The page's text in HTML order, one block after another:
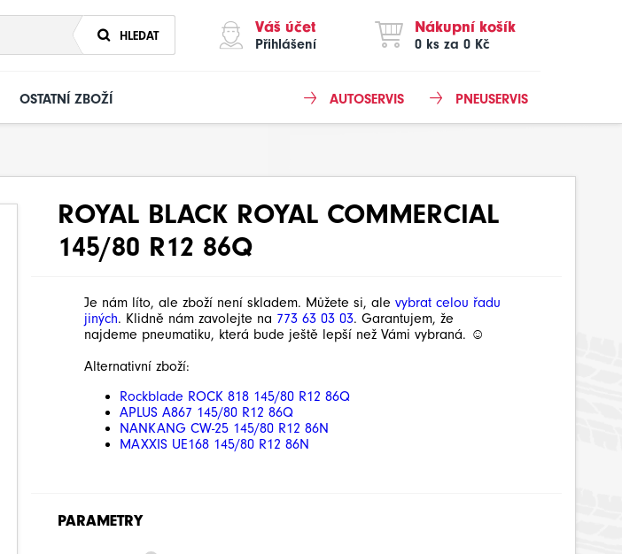
HLEDAT Váš účet
Přihlášení
Nákupní košík
0 ks za 0 Kč
OSTATNÍ ZBOŽÍ PNEUSERVIS
AUTOSERVIS
ROYAL BLACK ROYAL COMMERCIAL
145/80 R12 86Q
Je nám líto, ale zboží není skladem. Můžete si, ale vybrat celou řadu
jiných. Klidně nám zavolejte na 773 63 03 03. Garantujem, že
najdeme pneumatiku, která bude ještě lepší než Vámi vybraná. ☺
Alternativní zboží:
Rockblade ROCK 818 145/80 R12 86Q
APLUS A867 145/80 R12 86Q
NANKANG CW-25 145/80 R12 86N
MAXXIS UE168 145/80 R12 86N
PARAMETRY